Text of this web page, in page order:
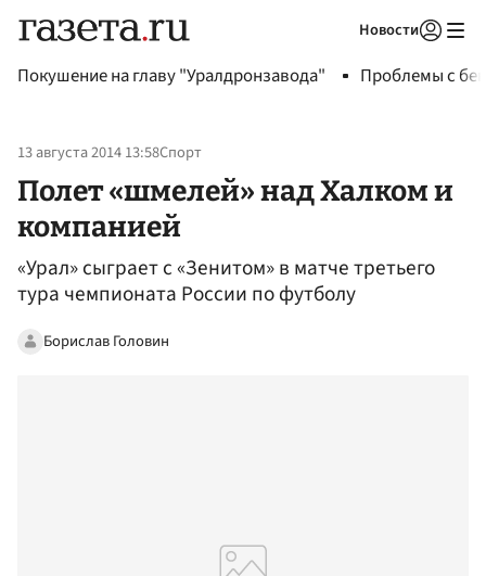
Новости
Покушение на главу "Уралдронзавода" Проблемы с
13 августа 2014 13:58Спорт
Полет «шмелей» над Халком и
компанией
«Урал» сыграет с «Зенитом» в матче третьего
тура чемпионата России по футболу
Борислав Головин